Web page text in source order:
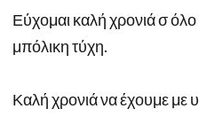
Εύχομαι καλή χρονιά σ
μπόλικη τύχη.
Καλή χρονιά να έχουμε με